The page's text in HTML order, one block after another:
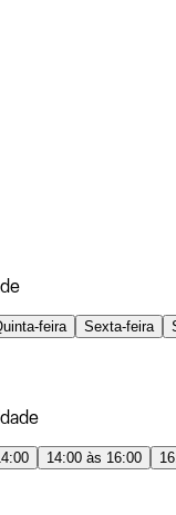
feira Sexta-feira
14:00 às 16:00